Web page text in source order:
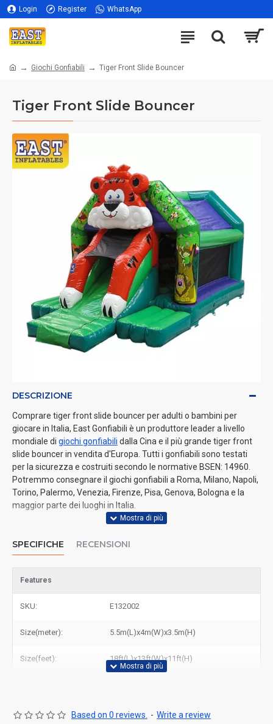
Login Register WhatsApp
Giochi Gonfiabili Tiger Front Slide Bouncer
Tiger Front Slide Bouncer
DESCRIZIONE
Comprare tiger front slide bouncer per adulti o bambini per
giocare in Italia, East Gonfiabili è un produttore leader a livello
mondiale di giochi gonfiabili dalla Cina e il più grande tiger front
slide bouncer in vendita d'Europa. Tutti i gonfiabili sono testati
per la sicurezza e costruiti secondo le normative BSEN: 14960.
Potremmo consegnare il giochi gonfiabili a Roma, Milano, Napoli,
Torino, Palermo, Venezia, Firenze, Pisa, Genova, Bologna e la
maggior parte dei luoghi in Italia.
SPECIFICHE RECENSIONI
Features
SKU: E132002
Size(meter): 5.5m(L)x4m(W)x3.5m(H)
Size(feet): 18ft(L)x13ft(W)x11ft(H)
Based on 0 reviews. - Write a review